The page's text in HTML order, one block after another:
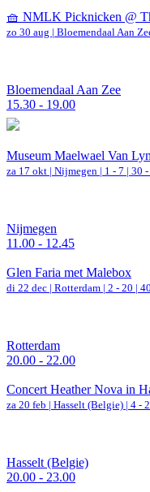
🧺 NMLK Picknicken @
zo 30 aug | Bloemendaal Aan
Bloemendaal Aan Zee
15.30 - 19.00
Museum Maelwael Van
za 17 okt | Nijmegen | 1 - 7 | 30
Nijmegen
11.00 - 12.45
Glen Faria met Malebox
di 22 dec | Rotterdam | 2 - 20 |
Rotterdam
20.00 - 22.00
Concert Heather Nova in
za 20 feb | Hasselt (Belgie) | 4 -
Hasselt (Belgie)
20.00 - 23.00